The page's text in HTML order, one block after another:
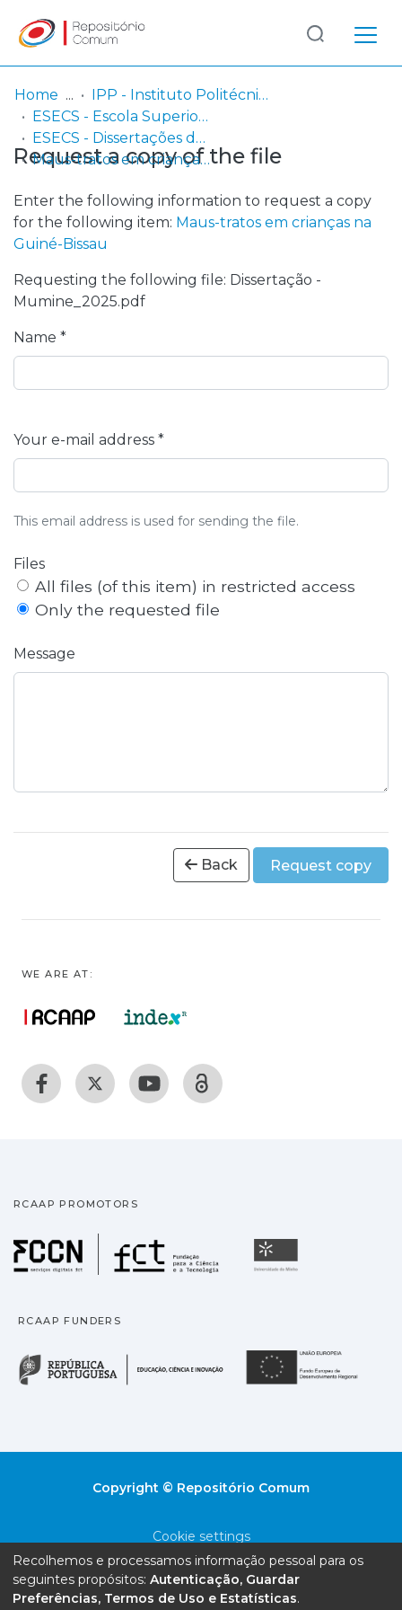
Communities
& Collections
Browse repository
Entities
Statistics
Log
In
(current)
Home
IPP - Instituto Politécnico de Portalegre
ESECS - Escola Superior de Educação e Ciências Sociais
ESECS - Dissertações de Mestrado
Maus-tratos em crianças na Guiné-Bissau
Request a copy of the file
Enter the following information to request a copy
for the following item: Maus-tratos em crianças na
Guiné-Bissau
Requesting the following file: Dissertação -
Mumine_2025.pdf
Name *
Your e-mail address *
This email address is used for sending the file.
Files
All files (of this item) in restricted access
Only the requested file
Message
Back Request copy
WE ARE AT:
RCAAP PROMOTORS
Fundação para a
RCAAP FUNDERS
República Portuguesa
Copyright © Repositório Comum
Cookie settings
Privacy policy
End User Agreement
Recolhemos e processamos informação pessoal para os
seguintes propósitos: Autenticação, Guardar
Preferências, Termos de Uso e Estatísticas.